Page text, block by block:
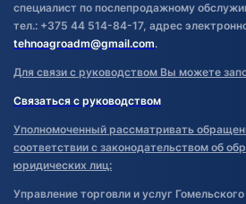
специалист по послепродажному
тел.: +375 44 514-84-17, адрес
tehnoagroadm@gmail.com.
Для связи с руководством Вы можете
Связаться с руководством
Уполномоченный рассматривать
соответствии с законодательством об
юридических лиц:
Управление торговли и услуг